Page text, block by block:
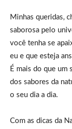
Minhas queridas,
saborosa pelo
você tenha se
eu e que esteja
É mais do que um
dos sabores da
o seu dia a dia.
Com as dicas da